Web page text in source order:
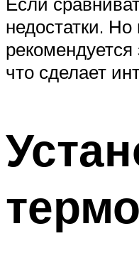
недостатки.
что сделает